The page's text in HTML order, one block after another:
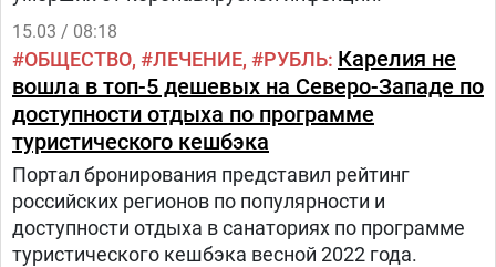
15.03 / 08:18
ОБЩЕСТВО ЛЕЧЕНИЕ РУБЛЬ Карелия не
вошла в топ-5 дешевых на Северо-Западе по
доступности отдыха по программе
туристического кешбэка
Портал бронирования представил рейтинг
российских регионов по популярности и
доступности отдыха в санаториях по программе
туристического кешбэка весной 2022 года.